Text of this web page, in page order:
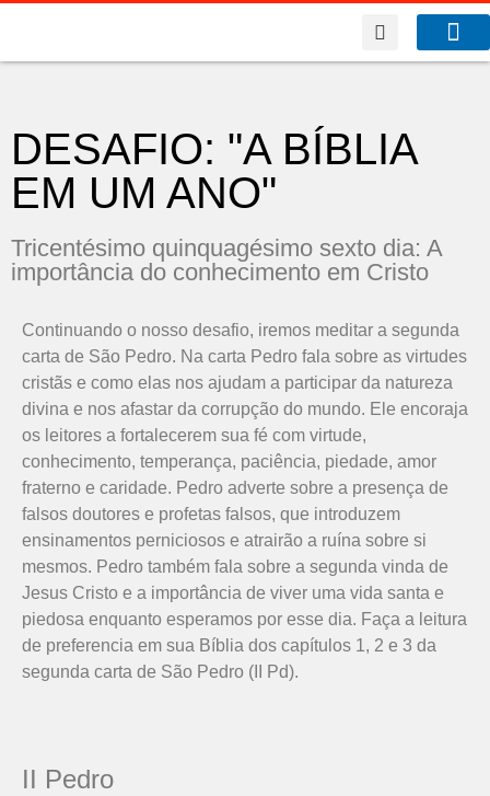
DESAFIO: "A BÍBLIA
EM UM ANO"
Tricentésimo quinquagésimo sexto dia: A
importância do conhecimento em Cristo
Continuando o nosso desafio, iremos meditar a segunda
carta de São Pedro. Na carta Pedro fala sobre as virtudes
cristãs e como elas nos ajudam a participar da natureza
divina e nos afastar da corrupção do mundo. Ele encoraja
os leitores a fortalecerem sua fé com virtude,
conhecimento, temperança, paciência, piedade, amor
fraterno e caridade. Pedro adverte sobre a presença de
falsos doutores e profetas falsos, que introduzem
ensinamentos perniciosos e atrairão a ruína sobre si
mesmos. Pedro também fala sobre a segunda vinda de
Jesus Cristo e a importância de viver uma vida santa e
piedosa enquanto esperamos por esse dia. Faça a leitura
de preferencia em sua Bíblia dos capítulos 1, 2 e 3 da
segunda carta de São Pedro (II Pd).
II Pedro